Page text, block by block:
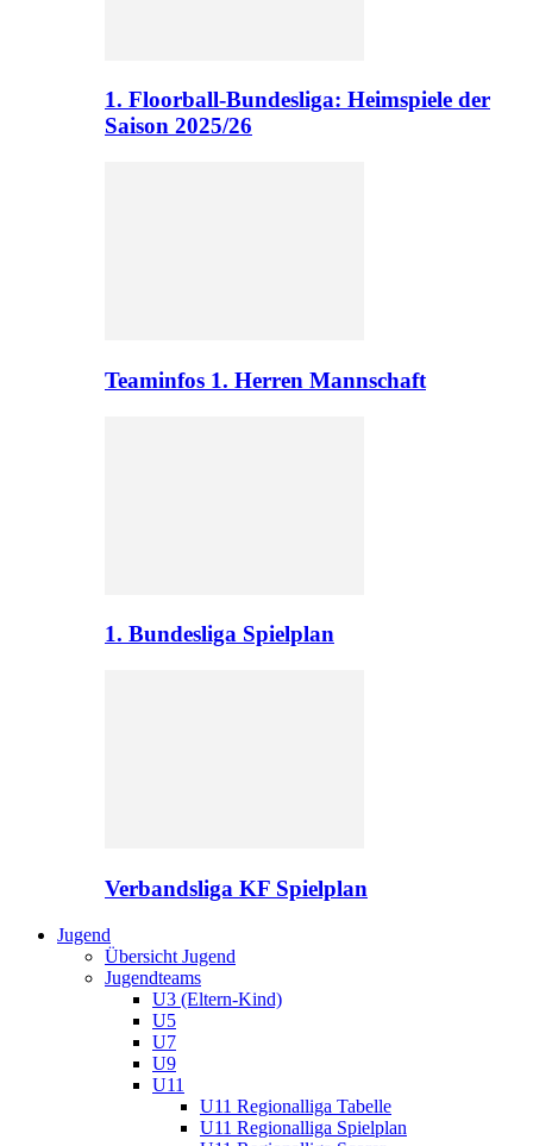
1. Floorball-Bundesliga: Heimspiele der
Saison 2025/26
Teaminfos 1. Herren Mannschaft
1. Bundesliga Spielplan
Verbandsliga KF Spielplan
Jugend
Übersicht Jugend
Jugendteams
U3 (Eltern-Kind)
U5
U7
U9
U11
U11 Regionalliga Tabelle
U11 Regionalliga Spielplan